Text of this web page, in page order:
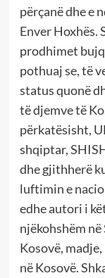
përçanë dhe e
Enver Hoxhës.
prodhimet
pothuaj se, të
status quonë
të djemve të
përkatësisht,
shqiptar,
dhe gjithherë
luftimin e
edhe autori i
njëkohshëm
Kosovë,
në Kosovë.